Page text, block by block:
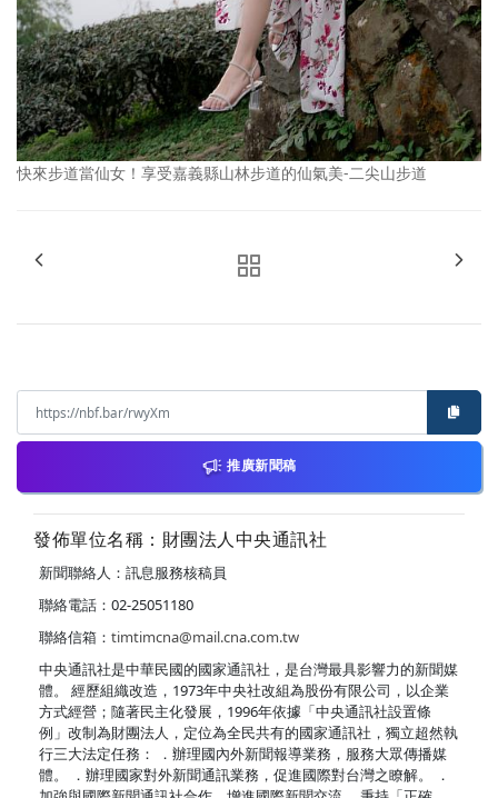
快來步道當仙女！享受嘉義縣山林步道的仙氣美-二尖山步道
推廣新聞稿
發佈單位名稱：財團法人中央通訊社
新聞聯絡人：訊息服務核稿員
聯絡電話：02-25051180
聯絡信箱： timtimcna@mail.cna.com.tw
中央通訊社是中華民國的國家通訊社，是台灣最具影響力的新聞媒
體。 經歷組織改造，1973年中央社改組為股份有限公司，以企業
方式經營；隨著民主化發展，1996年依據「中央通訊社設置條
例」改制為財團法人，定位為全民共有的國家通訊社，獨立超然執
行三大法定任務： ．辦理國內外新聞報導業務，服務大眾傳播媒
體。 ．辦理國家對外新聞通訊業務，促進國際對台灣之瞭解。 ．